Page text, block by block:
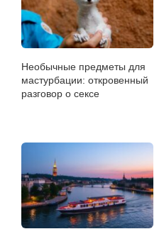
Необычные предметы для
мастурбации: откровенный
разговор о сексе